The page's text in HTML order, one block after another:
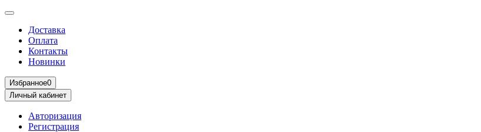
Доставка
Оплата
Контакты
Новинки
Избранное0
Личный кабинет
Авторизация
Регистрация